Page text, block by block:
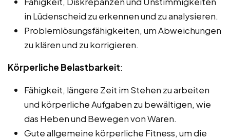
in Lüdenscheid zu erkennen und zu analysieren.
Problemlösungsfähigkeiten, um Abweichungen
zu klären und zu korrigieren.
Körperliche Belastbarkeit:
Fähigkeit, längere Zeit im Stehen zu arbeiten
und körperliche Aufgaben zu bewältigen, wie
das Heben und Bewegen von Waren.
Gute allgemeine körperliche Fitness, um die